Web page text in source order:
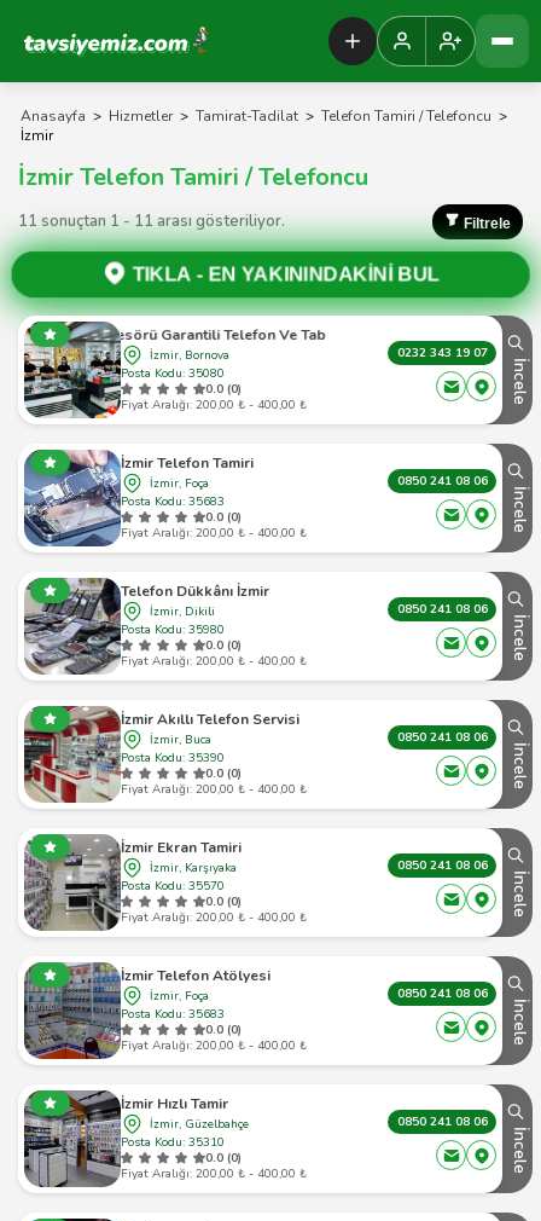
Tavsiyemiz Anasayfa
Anasayfa > Hizmetler > Tamirat-Tadilat > Telefon Tamiri / Telefoncu >
İzmir
İzmir Telefon Tamiri / Telefoncu
11 sonuçtan 1 - 11 arası gösteriliyor. Filtrele
TIKLA - EN YAKININDAKİNİ BUL
Garantili Telefon Ve Tablet Tamiri & Bornova/İzmir
İzmir, Bornova
Posta Kodu: 35080
0.0 (0)
Fiyat Aralığı: 200,00 ₺ - 400,00 ₺
0232 343 19 07
İncele
İzmir Telefon Tamiri
İzmir, Foça
Posta Kodu: 35683
0.0 (0)
Fiyat Aralığı: 200,00 ₺ - 400,00 ₺
0850 241 08 06
İncele
Telefon Dükkânı İzmir
İzmir, Dikili
Posta Kodu: 35980
0.0 (0)
Fiyat Aralığı: 200,00 ₺ - 400,00 ₺
0850 241 08 06
İncele
İzmir Akıllı Telefon Servisi
İzmir, Buca
Posta Kodu: 35390
0.0 (0)
Fiyat Aralığı: 200,00 ₺ - 400,00 ₺
0850 241 08 06
İncele
İzmir Ekran Tamiri
İzmir, Karşıyaka
Posta Kodu: 35570
0.0 (0)
Fiyat Aralığı: 200,00 ₺ - 400,00 ₺
0850 241 08 06
İncele
İzmir Telefon Atölyesi
İzmir, Foça
Posta Kodu: 35683
0.0 (0)
Fiyat Aralığı: 200,00 ₺ - 400,00 ₺
0850 241 08 06
İncele
İzmir Hızlı Tamir
İzmir, Güzelbahçe
Posta Kodu: 35310
0.0 (0)
Fiyat Aralığı: 200,00 ₺ - 400,00 ₺
0850 241 08 06
İncele